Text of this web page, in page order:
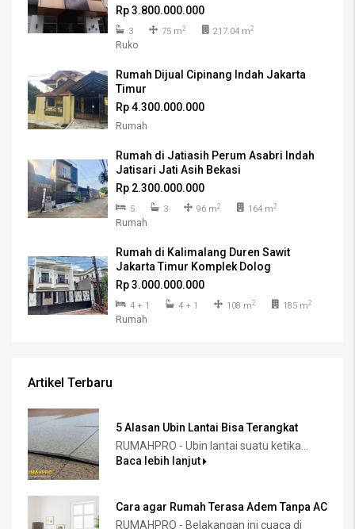
Rp 3.800.000.000
3 75 m2 217.04 m2
Ruko
Rumah Dijual Cipinang Indah Jakarta
Timur
Rp 4.300.000.000
Rumah
Rumah di Jatiasih Perum Asabri Indah
Jatisari Jati Asih Bekasi
Rp 2.300.000.000
5 3 96 m2 164 m2
Rumah
Rumah di Kalimalang Duren Sawit
Jakarta Timur Komplek Dolog
Rp 3.000.000.000
4 + 1 4 + 1 108 m2 185 m2
Rumah
Artikel Terbaru
5 Alasan Ubin Lantai Bisa Terangkat
RUMAHPRO - Ubin lantai suatu ketika...
Baca lebih lanjut
Cara agar Rumah Terasa Adem Tanpa AC
RUMAHPRO - Belakangan ini cuaca di